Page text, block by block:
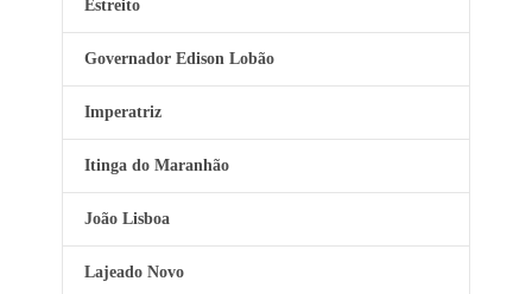
Estreito
Governador Edison Lobão
Imperatriz
Itinga do Maranhão
João Lisboa
Lajeado Novo